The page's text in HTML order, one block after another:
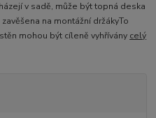
v sadě, může být topná deska
na montážní držákyTo
mohou být cíleně vyhřívány celý